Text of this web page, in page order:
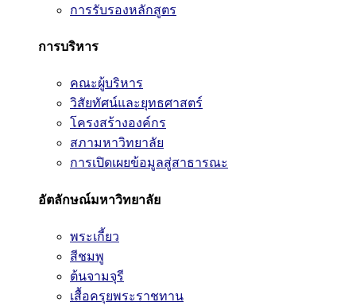
การรับรองหลักสูตร
การบริหาร
คณะผู้บริหาร
วิสัยทัศน์และยุทธศาสตร์
โครงสร้างองค์กร
สภามหาวิทยาลัย
การเปิดเผยข้อมูลสู่สาธารณะ
อัตลักษณ์มหาวิทยาลัย
พระเกี้ยว
สีชมพู
ต้นจามจุรี
เสื้อครุยพระราชทาน